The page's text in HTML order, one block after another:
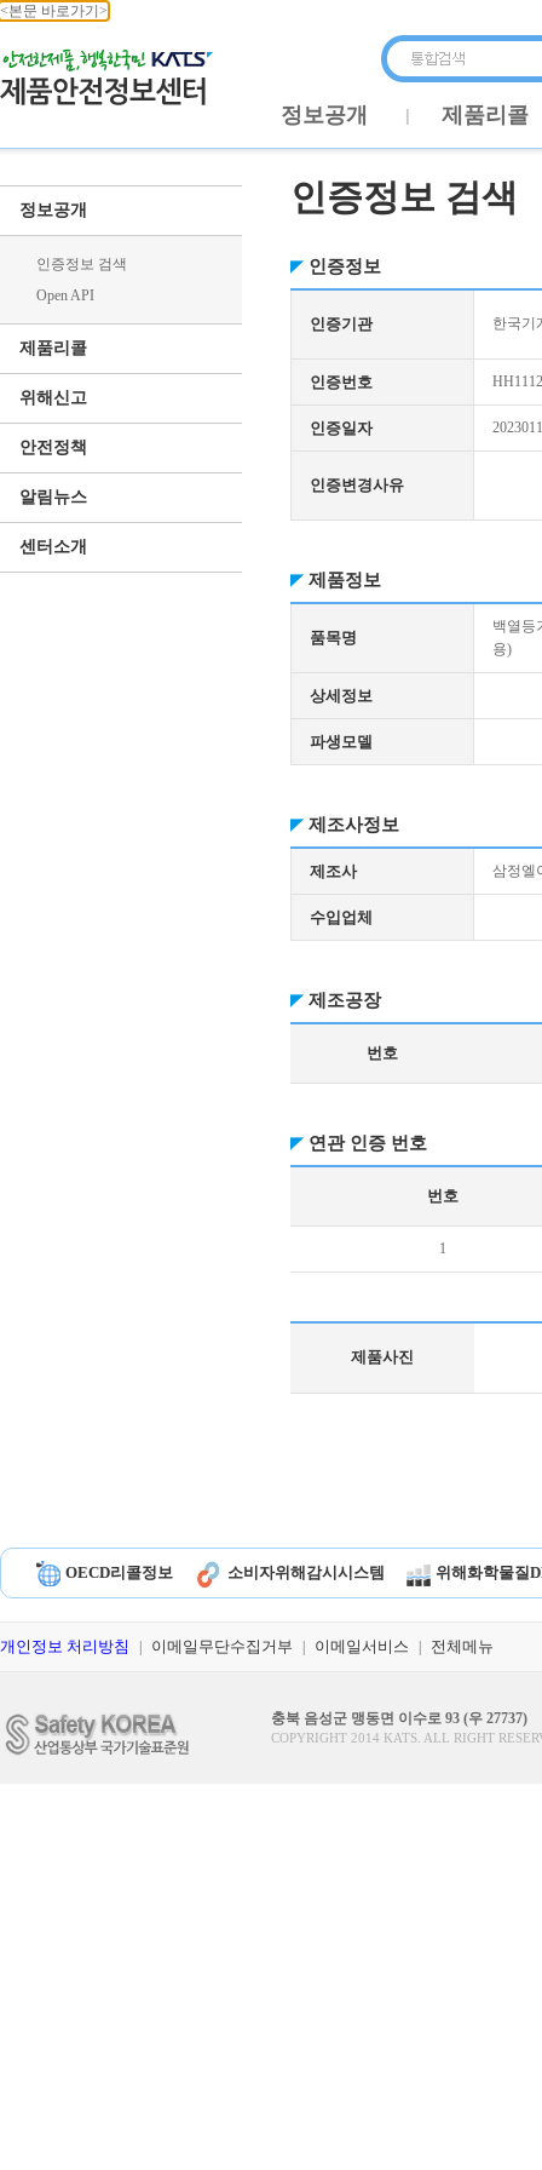
<본문 바로가기>
정보공개 제품리콜
정보공개
인증정보 검색
Open API
제품리콜
위해신고
안전정책
알림뉴스
센터소개
인증정보 검색
인증정보
인증기관 한국기
인증번호
인증일자
인증변경사유
제품정보
품목명
백열등
용)
상세정보
파생모델
제조사정보
제조사 삼정엘
수입업체
제조공장
번호
연관 인증 번호
번호
1
제품사진
OECD리콜정보 소비자위해감시시스템 위해화학물질
개인정보 처리방침 이메일무단수집거부 이메일서비스 전체메뉴
충북 음성군 맹동면 이수로 93 (우 27737)
COPYRIGHT 2014 KATS. ALL RIGHT